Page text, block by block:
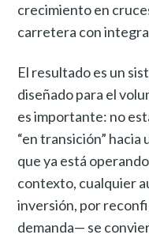
crecimiento en
carretera con
El resultado es un
diseñado para el
es importante: no
“en transición”
que ya está
contexto, cualquier
inversión, por
demanda— se